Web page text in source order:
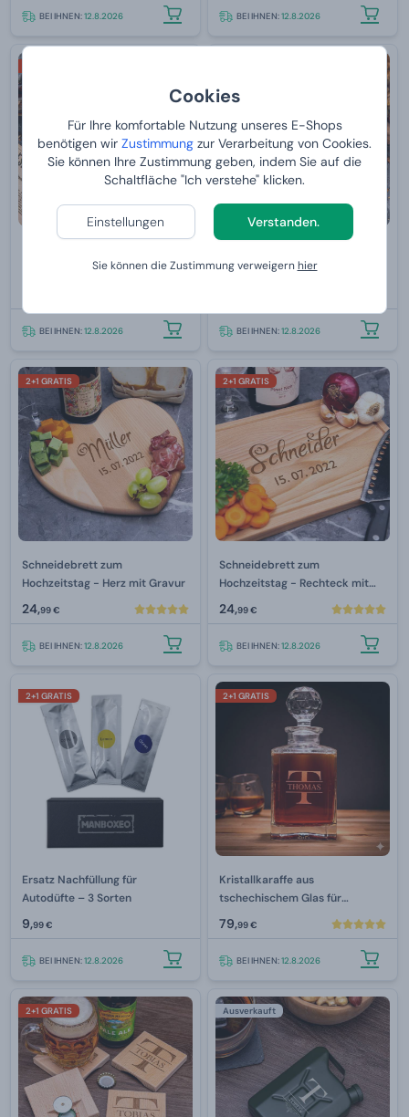
Cookies
Für Ihre komfortable Nutzung unseres E-Shops
benötigen wir Zustimmung zur Verarbeitung von Cookies.
Sie können Ihre Zustimmung geben, indem Sie auf die
Schaltfläche "Ich verstehe" klicken.
Einstellungen Verstanden.
Sie können die Zustimmung verweigernhier
BEI IHNEN:12.8.2026 BEI IHNEN:12.8.2026
Feuerzeug - silber mit Gravur
BEI IHNEN:12.8.2026
Feuerzeug - Gold mit Gravur
BEI IHNEN:12.8.2026
2+1 GRATIS
Schneidebrett zum
Hochzeitstag - Herz mit Gravur
24,99 €
BEI IHNEN:12.8.2026
2+1 GRATIS
Schneidebrett zum
Hochzeitstag - Rechteck mit
Gravur
24,99 €
BEI IHNEN:12.8.2026
2+1 GRATIS
Ersatz Nachfüllung für
Autodüfte – 3 Sorten
9,99 €
BEI IHNEN:12.8.2026
2+1 GRATIS
Kristallkaraffe aus
tschechischem Glas für
Luxusalkohol mit Gravur 800
79,99 €
BEI IHNEN:12.8.2026
2+1 GRATIS Ausverkauft